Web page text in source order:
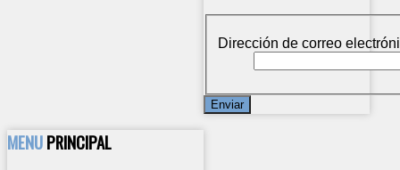
Dirección de correo
Enviar
MENUPRINCIPAL